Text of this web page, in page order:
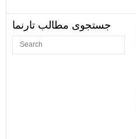
جستجوی مطالب تارنما